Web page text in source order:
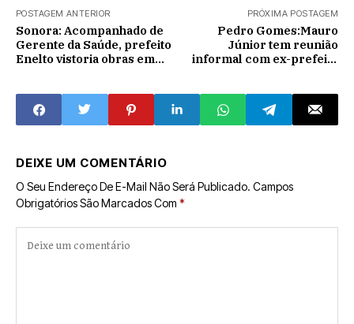
POSTAGEM ANTERIOR
Sonora: Acompanhado de
Gerente da Saúde, prefeito
Enelto vistoria obras em
PRÓXIMA POSTAGEM
Pedro Gomes:Mauro
Júnior tem reunião
informal com ex-prefeito
DEIXE UM COMENTÁRIO
O Seu Endereço De E-Mail Não Será Publicado. Campos
Obrigatórios São Marcados Com *